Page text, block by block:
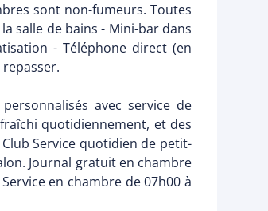
sont non-fumeurs. Toutes
salle de bains - Mini-bar dans
- Téléphone direct (en
avec service de
quotidiennement, et des
Service quotidien de petit-
Journal gratuit en chambre
en chambre de 07h00 à